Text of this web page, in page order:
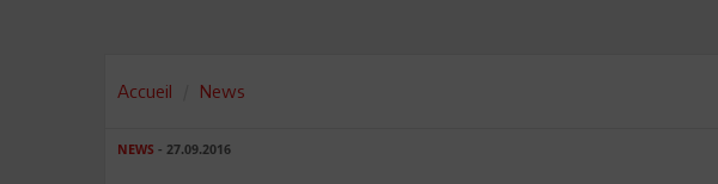
Accueil News
NEWS - 27.09.2016